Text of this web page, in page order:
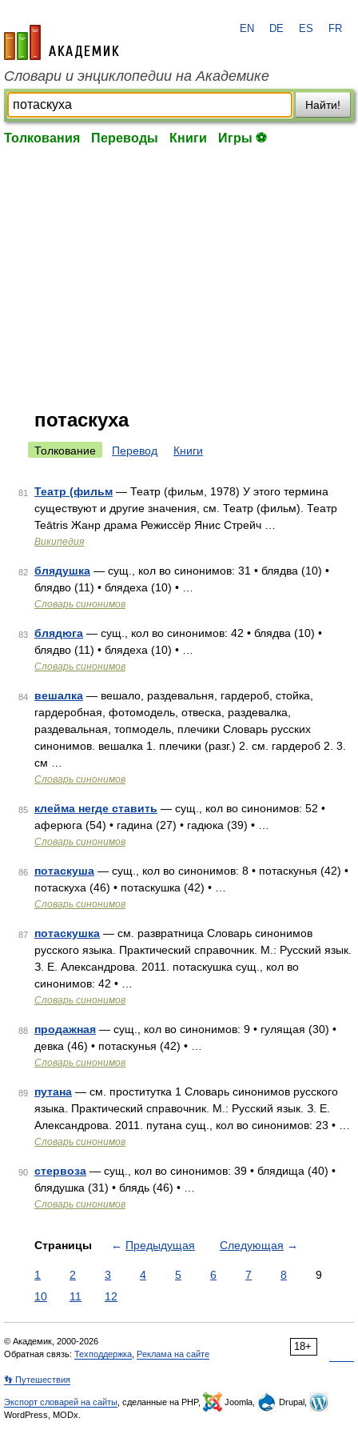
academic.ru
EN DE ES FR
Словари и энциклопедии на Академике
Найти!
Толкования Переводы Книги Игры ⚽
потаскуха
Толкование Перевод Книги
81 Театр (фильм — Театр (фильм, 1978) У этого термина
существуют и другие значения, см. Театр (фильм). Театр
Teātris Жанр драма Режиссёр Янис Стрейч …
Википедия
82 блядушка — сущ., кол во синонимов: 31 • блядва (10) •
блядво (11) • блядеха (10) • …
Словарь синонимов
83 блядюга — сущ., кол во синонимов: 42 • блядва (10) •
блядво (11) • блядеха (10) • …
Словарь синонимов
84 вешалка — вешало, раздевальня, гардероб, стойка,
гардеробная, фотомодель, отвеска, раздевалка,
раздевальная, топмодель, плечики Словарь русских
синонимов. вешалка 1. плечики (разг.) 2. см. гардероб 2. 3.
см …
Словарь синонимов
85 клейма негде ставить — сущ., кол во синонимов: 52 •
аферюга (54) • гадина (27) • гадюка (39) • …
Словарь синонимов
86 потаскуша — сущ., кол во синонимов: 8 • потаскунья (42) •
потаскуха (46) • потаскушка (42) • …
Словарь синонимов
87 потаскушка — см. развратница Словарь синонимов
русского языка. Практический справочник. М.: Русский язык.
З. Е. Александрова. 2011. потаскушка сущ., кол во
синонимов: 42 • …
Словарь синонимов
88 продажная — сущ., кол во синонимов: 9 • гулящая (30) •
девка (46) • потаскунья (42) • …
Словарь синонимов
89 путана — см. проститутка 1 Словарь синонимов русского
языка. Практический справочник. М.: Русский язык. З. Е.
Александрова. 2011. путана сущ., кол во синонимов: 23 • …
Словарь синонимов
90 стервоза — сущ., кол во синонимов: 39 • блядища (40) •
блядушка (31) • блядь (46) • …
Словарь синонимов
Страницы ← Предыдущая Следующая →
1 2 3 4 5 6 7 8
9
10
11 12
18+
© Академик, 2000-2026
Обратная связь: Техподдержка Реклама на сайте
👣 Путешествия
Экспорт словарей на сайты , сделанные на PHP, Joomla,
Drupal,
WordPress, MODx.